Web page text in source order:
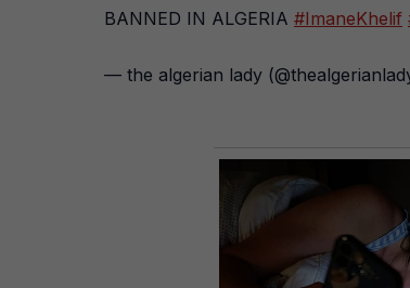
BANNED IN ALGERIA #ImaneKhelif
— the algerian lady